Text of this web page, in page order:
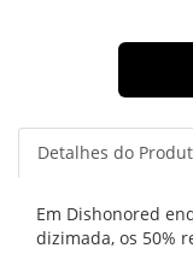
Detalhes do
Em Dishonored
dizimada, os 50%